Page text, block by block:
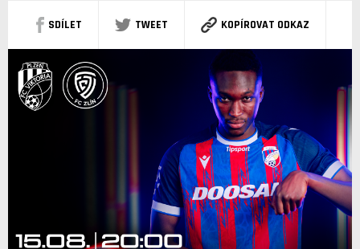
SDÍLET TWEET KOPÍROVAT ODKAZ